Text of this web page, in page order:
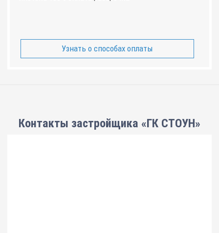
Узнать о способах оплаты
Контакты застройщика «ГК СТОУН»